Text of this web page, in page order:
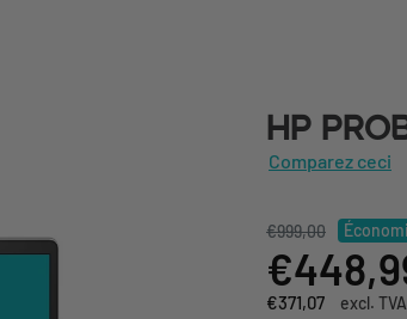
€999,00 Économisez
€448,99
excl. TVA
Comparez ceci
HP
Comparez ceci
€999,00
€371,07 excl. TVA